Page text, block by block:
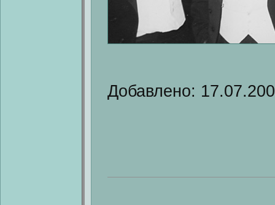
Добавлено: